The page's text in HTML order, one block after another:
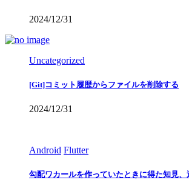
2024/12/31
Uncategorized
[Git]コミット履歴からファイルを削除する
2024/12/31
Android Flutter
勾配ワカールを作っていたときに得た知見